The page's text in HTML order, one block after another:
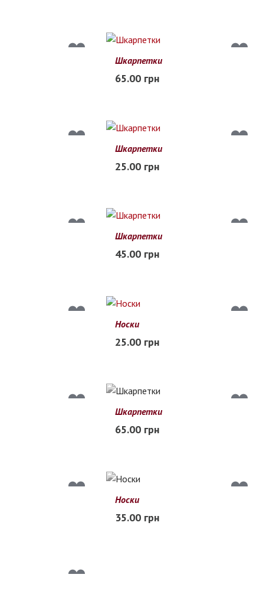
Шкарпетки
65.00 грн
В наличии
Шкарпетки
25.00 грн
В наличии
Шкарпетки
45.00 грн
В наличии
Носки
25.00 грн
В наличии
Шкарпетки
65.00 грн
Нет в наличии
Носки
35.00 грн
Нет в наличии